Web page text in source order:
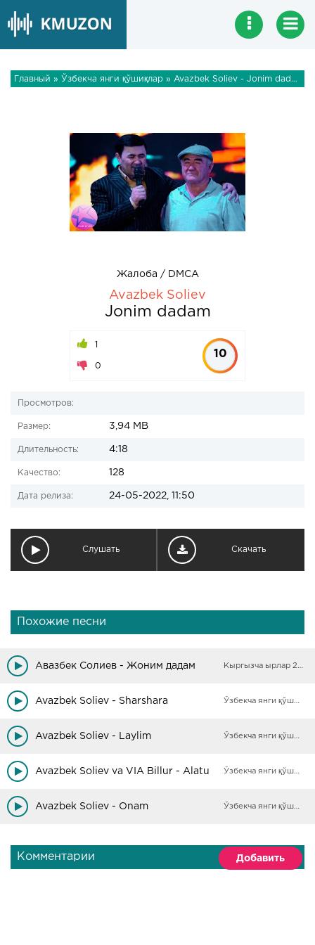
Главный » Ўзбекча янги қўшиқлар » Avazbek Soliev - Jonim dadam
Жалоба / DMCA
Avazbek Soliev
Jonim dadam
1
0
10
Просмотров:
Размер: 3,94 MB
Длительность: 4:18
Качество: 128
Дата релиза: 24-05-2022, 11:50
Слушать Скачать
Похожие песни
Авазбек Солиев - Жоним дадам Кыргызча ырлар 2025
Avazbek Soliev - Sharshara Ўзбекча янги қўшиқлар
Avazbek Soliev - Laylim Ўзбекча янги қўшиқлар
Avazbek Soliev va VIA Billur - Alatu Ўзбекча янги қўшиқлар
Avazbek Soliev - Onam Ўзбекча янги қўшиқлар
Комментарии Добавить